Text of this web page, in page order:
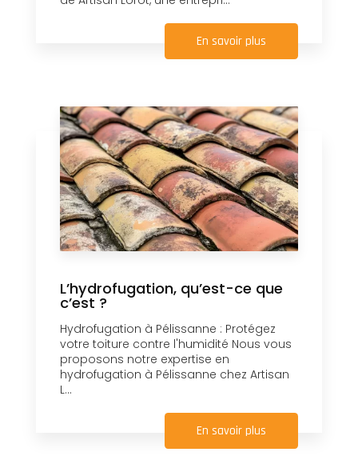
En savoir plus
L’hydrofugation, qu’est-ce que
c’est ?
Hydrofugation à Pélissanne : Protégez
votre toiture contre l'humidité Nous vous
proposons notre expertise en
hydrofugation à Pélissanne chez Artisan
L...
En savoir plus